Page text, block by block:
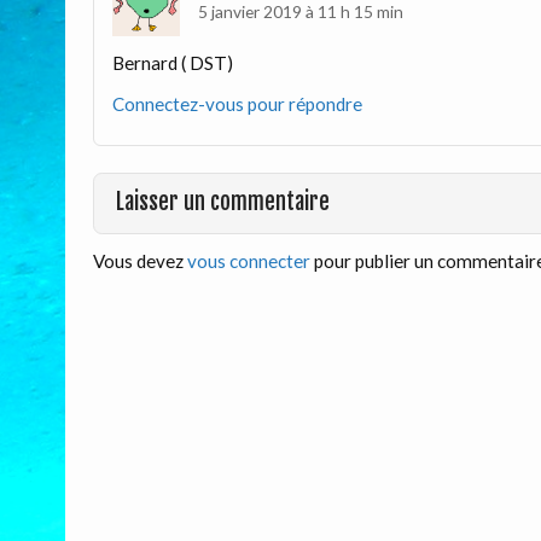
5 janvier 2019 à 11 h 15 min
Bernard ( DST)
Connectez-vous pour répondre
Laisser un commentaire
Vous devezvous connecterpour publier un